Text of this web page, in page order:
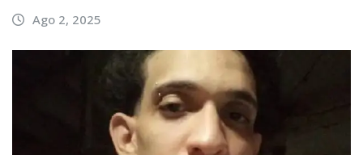
Ago 2, 2025